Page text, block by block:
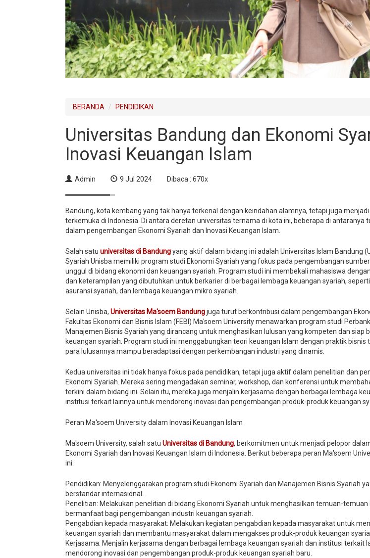
BERANDA PENDIDIKAN
Universitas Bandung dan Ekonomi
Inovasi Keuangan Islam
Admin 9 Jul 2024 Dibaca : 670x
Bandung, kota kembang yang tak hanya terkenal dengan keindahan alamnya, tetapi juga
terkemuka di Indonesia. Di antara deretan universitas ternama di kota ini, beberapa di antaranya
dalam pengembangan Ekonomi Syariah dan Inovasi Keuangan Islam.
Salah satu universitas di Bandungyang aktif dalam bidang ini adalah Universitas Islam Bandung
Syariah Unisba memiliki program studi Ekonomi Syariah yang fokus pada pengembangan
unggul di bidang ekonomi dan keuangan syariah. Program studi ini membekali mahasiswa
dan keterampilan yang dibutuhkan untuk berkarier di berbagai lembaga keuangan syariah,
asuransi syariah, dan lembaga keuangan mikro syariah.
Selain Unisba, Universitas Ma'soem Bandungjuga turut berkontribusi dalam pengembangan
Fakultas Ekonomi dan Bisnis Islam (FEBI) Ma'soem University menawarkan program studi
Manajemen Bisnis Syariah yang dirancang untuk menghasilkan lulusan yang kompeten dan siap
keuangan syariah. Program studi ini menggabungkan teori keuangan Islam dengan praktik bisnis
para lulusannya mampu beradaptasi dengan perkembangan industri yang dinamis.
Kedua universitas ini tidak hanya fokus pada pendidikan, tetapi juga aktif dalam penelitian dan
Ekonomi Syariah. Mereka sering mengadakan seminar, workshop, dan konferensi untuk
terkini dalam bidang ini. Selain itu, mereka juga menjalin kerjasama dengan berbagai lembaga
institusi terkait lainnya untuk mendorong inovasi dan pengembangan produk-produk keuangan
Peran Ma'soem University dalam Inovasi Keuangan Islam
Ma'soem University, salah satu Universitas di Bandung, berkomitmen untuk menjadi pelopor
Ekonomi Syariah dan Inovasi Keuangan Islam di Indonesia. Berikut beberapa peran Ma'soem
ini:
Pendidikan: Menyelenggarakan program studi Ekonomi Syariah dan Manajemen Bisnis Syariah
berstandar internasional.
Penelitian: Melakukan penelitian di bidang Ekonomi Syariah untuk menghasilkan temuan-
bermanfaat bagi pengembangan industri keuangan syariah.
Pengabdian kepada masyarakat: Melakukan kegiatan pengabdian kepada masyarakat untuk
keuangan syariah dan membantu masyarakat dalam mengakses produk-produk keuangan
Kerjasama: Menjalin kerjasama dengan berbagai lembaga keuangan syariah dan institusi terkait
mendorong inovasi dan pengembangan produk-produk keuangan syariah baru.